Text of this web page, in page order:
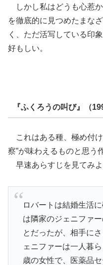
しかし私はどうも心惹
を徹底的に見つめたまな
く、ただ活写している印
好もしい。
『ふくろうの叫び』（
これはある種、極め付
察”が味わえるものと思う
早速あらすじを見てみよ
ロバートは結婚生活
は隣家のジェニファ
とだったが、相手に
ェニファーは一人暮
歳の女性で、医薬品